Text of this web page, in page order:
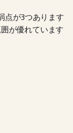
点が3つあります
が優れています